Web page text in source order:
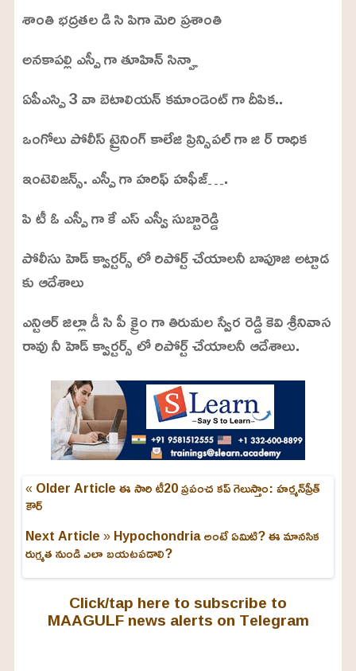
శాంతి భద్రతల డి సి పిగా మెరి ప్రశాంతి
అనకాపల్లి ఎస్పీ గా తూహిన్ సిన్హా
ఏపీఎస్పి 3 వా బెటాలియన్ కమాండెంట్ గా దీపిక..
ఒంగోలు పోలీస్ ట్రైనింగ్ కాలేజి ప్రిన్సిపల్ గా జి ర్ రాధిక
ఇంటెలిజన్స్. ఎస్పీ గా హరిఫ్ హఫీజ్….
పి టీ ఓ ఎస్పీ గా కే ఎస్ ఎస్వీ సుబ్బారెడ్డి
పోలీసు హెడ్ క్వార్టర్స్ లో రిపోర్ట్ చేయాలనీ బాపూజి అట్టాడ
కు ఆదేశాలు
ఎన్టిఆర్ జిల్లా డీ సి పీ క్రైం గా తిరుమల స్వేర రెడ్డి కెవి శ్రీనివాస
రావు నీ హెడ్ క్వార్టర్స్ లో రిపోర్ట్ చేయాలనీ ఆదేశాలు.
« Older Articleఈ సారి టీ20 ప్రపంచ కప్ గెలుస్తాం: హర్మన్‌ప్రీత్
కౌర్
Next Article »Hypochondria అంటే ఏమిటి? ఈ మానసిక
రుగ్మత నుండి ఎలా బయటపడాలి?
Click/tap here to subscribe to
MAAGULF news alerts on Telegram